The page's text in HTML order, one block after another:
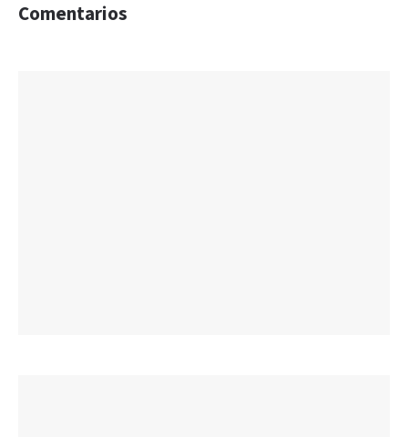
Comentarios